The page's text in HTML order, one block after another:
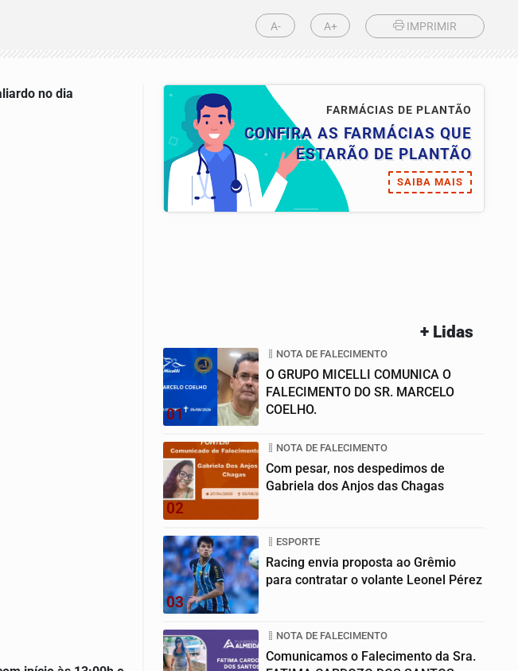
A- A+ IMPRIMIR
no dia
FARMÁCIAS DE PLANTÃO
CONFIRA AS FARMÁCIAS QUE
ESTARÃO DE PLANTÃO
SAIBA MAIS
+ Lidas
01
NOTA DE FALECIMENTO
O GRUPO MICELLI COMUNICA O
FALECIMENTO DO SR. MARCELO
COELHO.
02
NOTA DE FALECIMENTO
Com pesar, nos despedimos de
Gabriela dos Anjos das Chagas
03
ESPORTE
Racing envia proposta ao Grêmio
para contratar o volante Leonel Pérez
NOTA DE FALECIMENTO
Comunicamos o Falecimento da Sra.